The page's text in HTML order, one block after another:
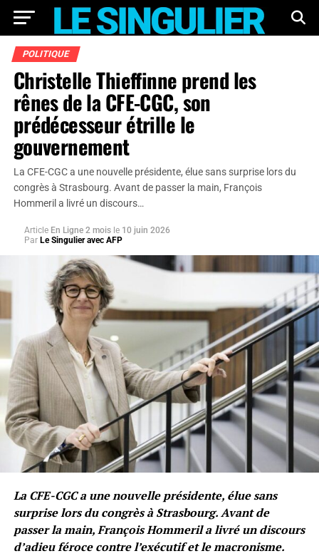
POLITIQUE
Christelle Thieffinne prend les
rênes de la CFE-CGC, son
prédécesseur étrille le
gouvernement
La CFE-CGC a une nouvelle présidente, élue sans surprise lors du
congrès à Strasbourg. Avant de passer la main, François
Hommeril a livré un discours…
Article En Ligne 2 mois le 10 juin 2026
Par Le Singulier avec AFP
La CFE-CGC a une nouvelle présidente, élue sans
surprise lors du congrès à Strasbourg. Avant de
passer la main, François Hommeril a livré un discours
d’adieu féroce contre l’exécutif et le macronisme.